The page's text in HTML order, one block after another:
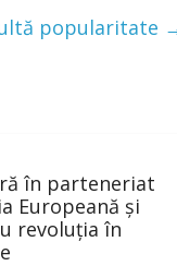
popularitate
în parteneriat
Europeană și
revoluția în